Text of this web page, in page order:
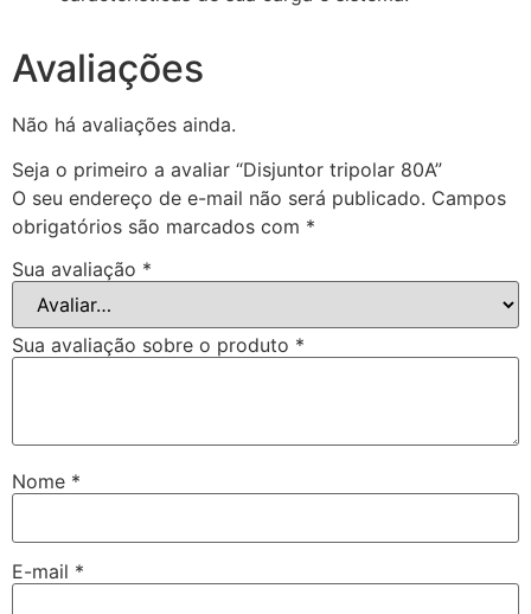
Avaliações
Não há avaliações ainda.
Seja o primeiro a avaliar “Disjuntor tripolar 80A”
O seu endereço de e-mail não será publicado. Campos
obrigatórios são marcados com *
Sua avaliação *
Sua avaliação sobre o produto *
Nome *
E-mail *